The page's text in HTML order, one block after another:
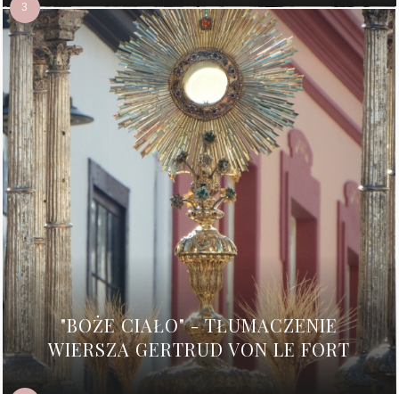
"BOŻE CIAŁO" - TŁUMACZENIE
WIERSZA GERTRUD VON LE FORT